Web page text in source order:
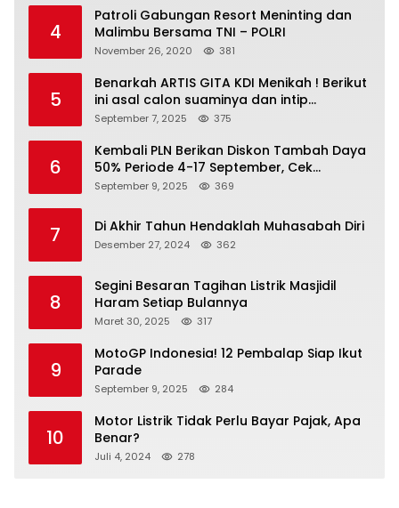
4
Patroli Gabungan Resort Meninting dan
Malimbu Bersama TNI – POLRI
November 26, 2020 381
5
Benarkah ARTIS GITA KDI Menikah ! Berikut
ini asal calon suaminya dan intip
undangannya
September 7, 2025 375
6
Kembali PLN Berikan Diskon Tambah Daya
50% Periode 4-17 September, Cek
Ketentuannya!
September 9, 2025 369
7 Di Akhir Tahun Hendaklah Muhasabah Diri
Desember 27, 2024 362
8
Segini Besaran Tagihan Listrik Masjidil
Haram Setiap Bulannya
Maret 30, 2025 317
9
MotoGP Indonesia! 12 Pembalap Siap Ikut
Parade
September 9, 2025 284
10
Motor Listrik Tidak Perlu Bayar Pajak, Apa
Benar?
Juli 4, 2024 278